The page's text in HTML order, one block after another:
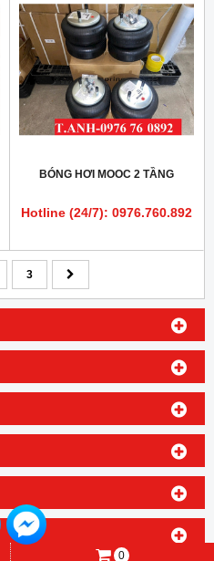
BÓNG HƠI MOOC 2 TẦNG
Hotline (24/7): 0976.760.892
3
0